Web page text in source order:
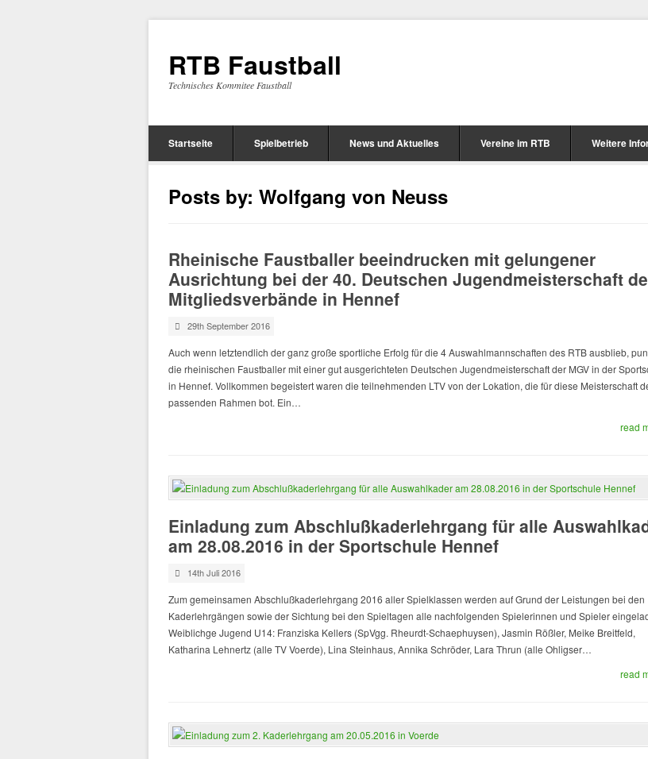
RTB Faustball
Technisches Kommitee Faustball
Startseite Spielbetrieb News und Aktuelles Vereine im RTB Weitere
Posts by: Wolfgang von Neuss
Rheinische Faustballer beeindrucken mit gelungener
Ausrichtung bei der 40. Deutschen Jugendmeisterschaft
Mitgliedsverbände in Hennef
29th September 2016
Auch wenn letztendlich der ganz große sportliche Erfolg für die 4 Auswahlmannschaften des RTB ausblieb,
die rheinischen Faustballer mit einer gut ausgerichteten Deutschen Jugendmeisterschaft der MGV in der
in Hennef. Vollkommen begeistert waren die teilnehmenden LTV von der Lokation, die für diese Meisterschaft
passenden Rahmen bot. Ein…
read
Einladung zum Abschlußkaderlehrgang für alle
am 28.08.2016 in der Sportschule Hennef
14th Juli 2016
Zum gemeinsamen Abschlußkaderlehrgang 2016 aller Spielklassen werden auf Grund der Leistungen bei den
Kaderlehrgängen sowie der Sichtung bei den Spieltagen alle nachfolgenden Spielerinnen und Spieler
Weiblichge Jugend U14: Franziska Kellers (SpVgg. Rheurdt-Schaephuysen), Jasmin Rößler, Meike Breitfeld,
Katharina Lehnertz (alle TV Voerde), Lina Steinhaus, Annika Schröder, Lara Thrun (alle Ohligser…
read